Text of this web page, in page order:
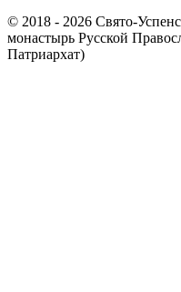
© 2018 - 2026 Свято-
монастырь Русской
Патриархат)